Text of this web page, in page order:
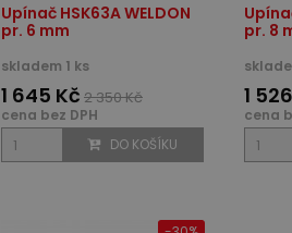
Upínač HSK63A WELDON
pr. 6 mm
skladem 1 ks
1 645 Kč 2 350 Kč
cena bez DPH
DO KOŠÍKU
pr. 8
1
cena